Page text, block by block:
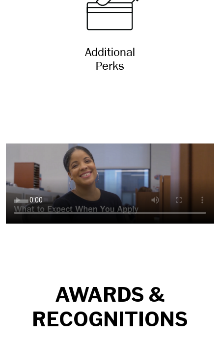
AWARDS &
RECOGNITIONS